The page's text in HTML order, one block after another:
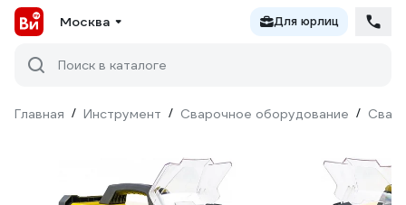
Москва Для юрлиц
Поиск в каталоге
Главная / Инструмент / Сварочное оборудование /